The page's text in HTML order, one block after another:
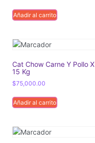
Añadir al carrito
Cat Chow Carne Y Pollo X
15 Kg
$75,000.00
Añadir al carrito